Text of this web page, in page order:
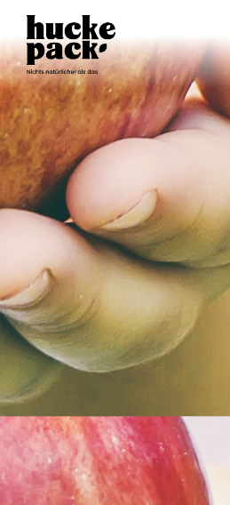
TISCH RESERVIEREN
SELBSTERNTE
ERNTEPLAN
UNSER NASCHKATZENKONZEPT
TREUEKARTE